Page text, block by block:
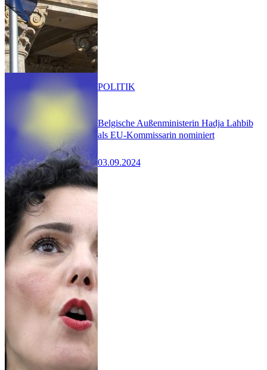
Belgische Außenministerin Hadja Lahbib
als EU-Kommissarin nominiert
03.09.2024
POLITIK